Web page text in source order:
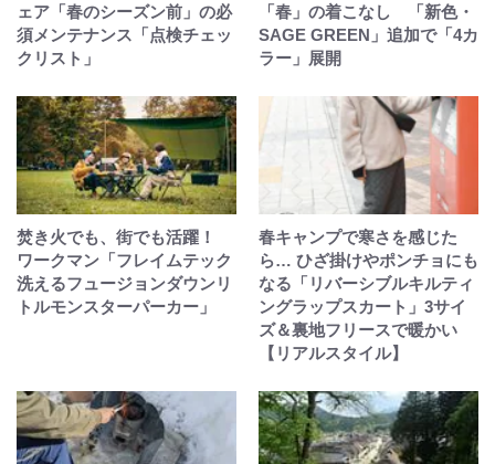
ェア「春のシーズン前」の必
須メンテナンス「点検チェッ
クリスト」
「春」の着こなし 「新色・
SAGE GREEN」追加で「4カ
ラー」展開
焚き火でも、街でも活躍！
ワークマン「フレイムテック
洗えるフュージョンダウンリ
トルモンスターパーカー」
春キャンプで寒さを感じた
ら… ひざ掛けやポンチョにも
なる「リバーシブルキルティ
ングラップスカート」3サイ
ズ＆裏地フリースで暖かい
【リアルスタイル】